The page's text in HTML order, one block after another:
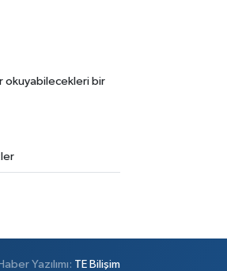
okuyabilecekleri bir
Yazılımı: TE Bilişim